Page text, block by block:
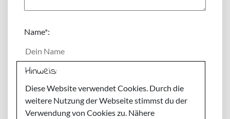
Name*:
E-Mail*:
Webseite:
Hinweis:
Diese Website verwendet Cookies. Durch die
weitere Nutzung der Webseite stimmst du der
Verwendung von Cookies zu. Nähere